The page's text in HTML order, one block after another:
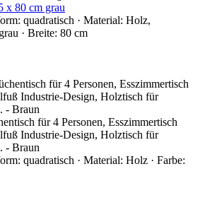
x 80 cm grau
quadratisch · Material: Holz,
· Breite: 80 cm
für 4 Personen, Esszimmertisch
Industrie-Design, Holztisch für
- Braun
quadratisch · Material: Holz · Farbe: